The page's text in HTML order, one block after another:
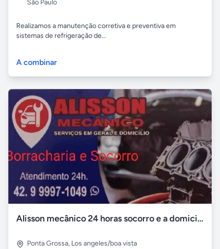
São Paulo
Realizamos a manutenção corretiva e preventiva em
sistemas de refrigeração de...
A combinar
Alisson mecânico 24 horas socorro e a domicilio
Ponta Grossa, Los angeles/boa vista